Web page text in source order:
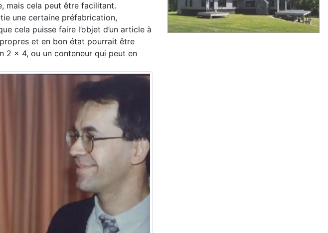
mais cela peut être facilitant.
une certaine préfabrication,
cela puisse faire l’objet d’un article à
et en bon état pourrait être
2 x 4, ou un conteneur qui peut en